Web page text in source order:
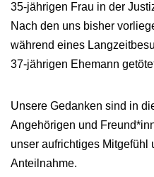
35-jährigen Frau in der
Nach den uns bisher
während eines
37-jährigen Ehemann
Unsere Gedanken sind in
Angehörigen und
unser aufrichtiges Mitgefühl
Anteilnahme.